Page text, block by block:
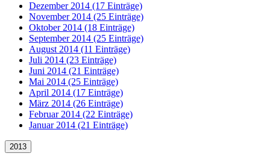
Dezember 2014 (17 Einträge)
November 2014 (25 Einträge)
Oktober 2014 (18 Einträge)
September 2014 (25 Einträge)
August 2014 (11 Einträge)
Juli 2014 (23 Einträge)
Juni 2014 (21 Einträge)
Mai 2014 (25 Einträge)
April 2014 (17 Einträge)
März 2014 (26 Einträge)
Februar 2014 (22 Einträge)
Januar 2014 (21 Einträge)
2013